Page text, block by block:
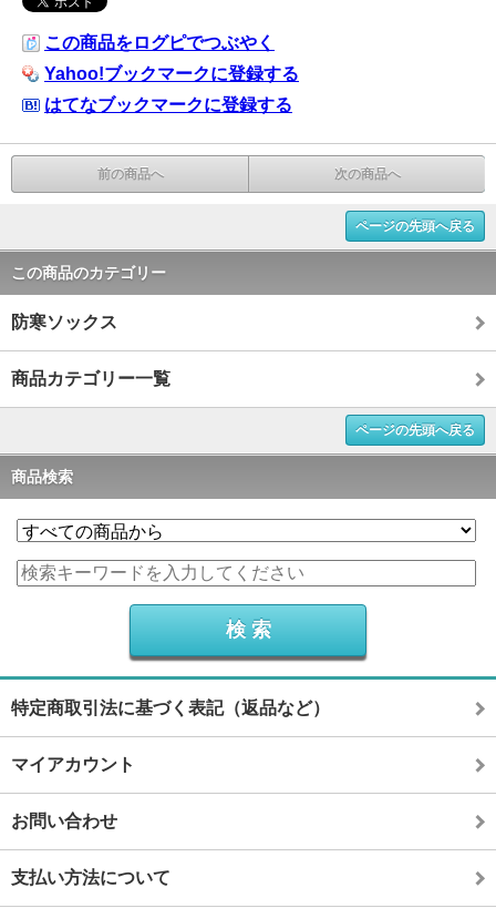
この商品をログピでつぶやく
Yahoo!ブックマークに登録する
はてなブックマークに登録する
前の商品へ 次の商品へ
ページの先頭へ戻る
この商品のカテゴリー
防寒ソックス
商品カテゴリー一覧
ページの先頭へ戻る
商品検索
特定商取引法に基づく表記（返品など）
マイアカウント
お問い合わせ
支払い方法について